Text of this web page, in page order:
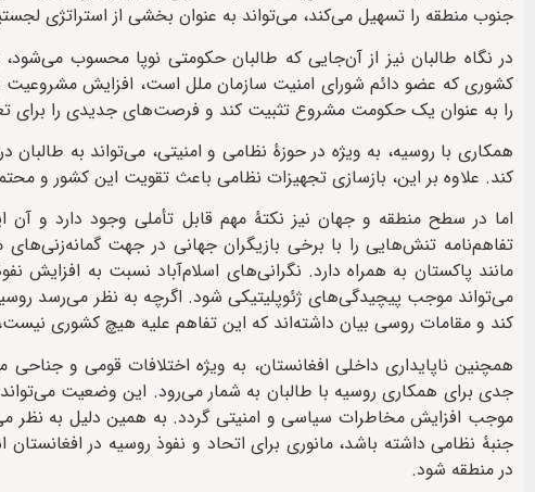
جنوب منطقه را تسهیل می‌کند، می‌تواند به عنوان بخشی از استراتژی
در نگاه طالبان نیز از آن‌جایی که طالبان حکومتی نوپا محسوب
کشوری که عضو دائم شورای امنیت سازمان ملل است، افزایش مشروعیت و
را به عنوان یک حکومت مشروع تثبیت کند و فرصت‌های جدیدی را برای
همکاری با روسیه، به ویژه در حوزهٔ نظامی و امنیتی، می‌تواند به
کند. علاوه بر این، بازسازی تجهیزات نظامی باعث تقویت این کشور و
اما در سطح منطقه و جهان نیز نکتهٔ مهم قابل تأملی وجود دارد و آن
تفاهم‌نامه تنش‌هایی را با برخی بازیگران جهانی در جهت
مانند پاکستان به همراه دارد. نگرانی‌های اسلام‌آباد نسبت به افزایش
می‌تواند موجب پیچیدگی‌های ژئوپلیتیکی شود. اگرچه به نظر می‌رسد
کند و مقامات روسی بیان داشته‌اند که این تفاهم علیه هیچ کشوری
همچنین ناپایداری داخلی افغانستان، به ویژه اختلافات قومی و
جدی برای همکاری روسیه با طالبان به شمار می‌رود. این وضعیت می‌تواند
موجب افزایش مخاطرات سیاسی و امنیتی گردد. به همین دلیل به نظر
جنبهٔ نظامی داشته باشد، مانوری برای اتحاد و نفوذ روسیه در
در منطقه شود.